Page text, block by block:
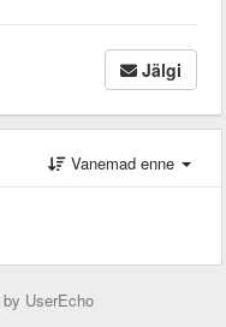
Jälgi
Vanemad enne
by UserEcho